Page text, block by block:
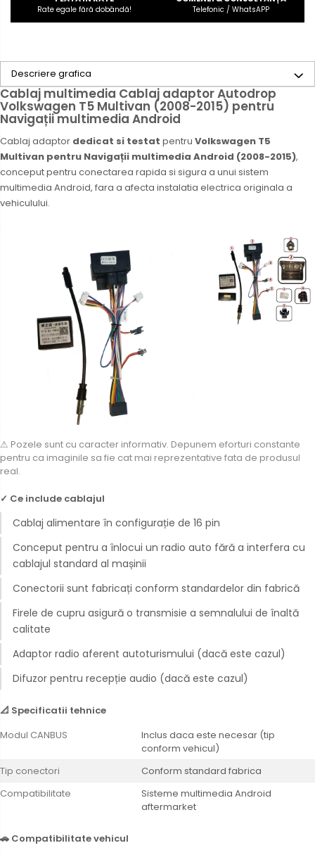
Rate egale fără dobândă! Telefonic / WhatsAPP
Descriere grafica
Cablaj multimedia Cablaj adaptor Autodrop
Volkswagen T5 Multivan (2008-2015) pentru
Navigații multimedia Android
Cablaj adaptor dedicat si testat pentru Volkswagen T5
Multivan pentru Navigații multimedia Android (2008-2015),
conceput pentru conectarea rapida si sigura a unui sistem
multimedia Android, fara a afecta instalatia electrica originala a
vehiculului.
⚠ Pozele sunt cu caracter informativ. Depunem eforturi constante
pentru ca imaginile sa fie cat mai reprezentative fata de produsul
real.
✓ Ce include cablajul
Cablaj alimentare în configurație de 16 pin
Conceput pentru a înlocui un radio auto fără a interfera cu
cablajul standard al mașinii
Conectorii sunt fabricați conform standardelor din fabrică
Firele de cupru asigură o transmisie a semnalului de înaltă
calitate
Adaptor radio aferent autoturismului (dacă este cazul)
Difuzor pentru recepție audio (dacă este cazul)
📐 Specificatii tehnice
Modul CANBUS
Inclus daca este necesar (tip
conform vehicul)
Tip conectori
Conform standard fabrica
Compatibilitate
Sisteme multimedia Android
aftermarket
🚗 Compatibilitate vehicul